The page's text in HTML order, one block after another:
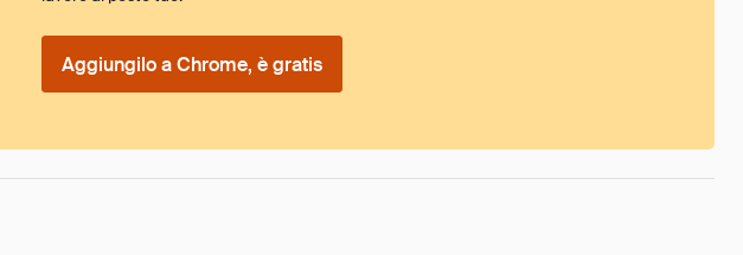
Aggiungilo a Chrome, è gratis